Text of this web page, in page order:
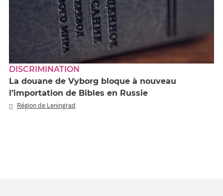
DISCRIMINATION
La douane de Vyborg bloque à nouveau
l’importation de Bibles en Russie
Région de Leningrad